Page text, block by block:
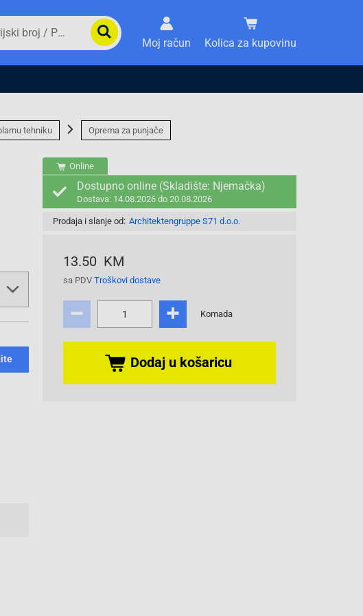
Moj račun Kolica za kupovinu
tehniku Oprema za punjače
Online
Dostupno online (Skladište: Njemačka)
Dostava: 14.08.2026 do 20.08.2026
Prodaja i slanje od: Architektengruppe S71 d.o.o.
13.50 KM
sa PDV Troškovi dostave
Komada
Dodaj u košaricu